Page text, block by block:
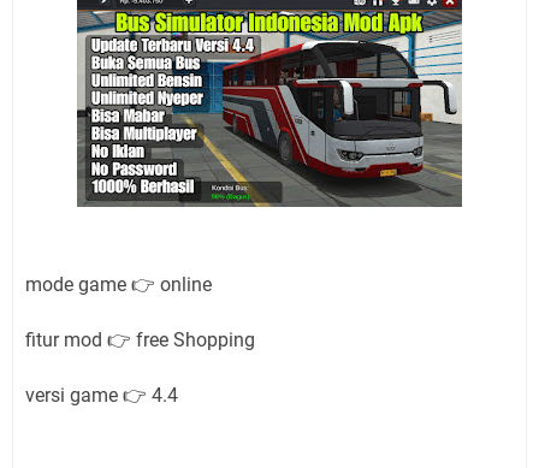
mode game 👉 online
fitur mod 👉 free Shopping
versi game 👉 4.4